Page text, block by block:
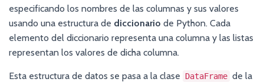
especificando los nombres de las columnas y sus valores
usando una estructura de diccionario de Python. Cada
elemento del diccionario representa una columna y las listas
representan los valores de dicha columna.
Esta estructura de datos se pasa a la clase DataFrame de la